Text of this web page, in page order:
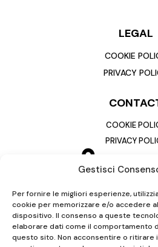
Gestisci
Per fornire le migliori esperienze,
cookie per memorizzare e/o accedere
dispositivo. Il consenso a queste
elaborare dati come il comportamento
questo sito. Non acconsentire o ritirare
LEGAL
COOKIE
PRIVACY
COOKIE
PRIVACY